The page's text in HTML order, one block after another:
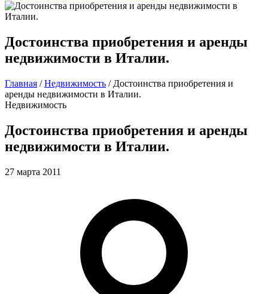
Достоинства приобретения и аренды
недвижимости в Италии.
Главная / Недвижимость / Достоинства приобретения и
аренды недвижимости в Италии.
Недвижимость
Достоинства приобретения и аренды
недвижимости в Италии.
27 марта 2011